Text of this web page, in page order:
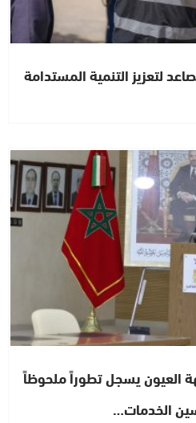
لتعزيز التنمية المستدامة
العيون يسجل تطوراً ملحوظاً
الخدمات…